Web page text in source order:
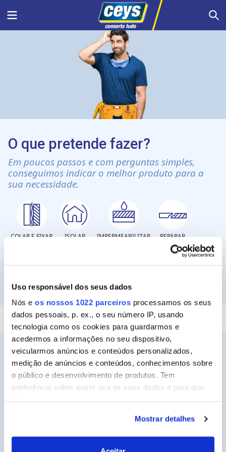
Uso responsável dos seus dados
Nós e os nossos 1022 parceiros processamos os seus
dados pessoais, p. ex., o seu número IP, usando
tecnologia como os cookies para guardarmos e
acedermos a informações no seu dispositivo,
veicularmos anúncios e conteúdos personalizados,
medição de anúncios e conteúdos, conhecimentos sobre
o público e desenvolvimento de produtos. Tem
preferência sobre quem usa os seus dados e para que
Se permitir, gostaríamos também de:
Recolher informações sobre a sua localização
geográfica as quais podem ter uma precisão de
Mostrar detalhes
Menu
O que pretende fazer?
Em poucos passos e com perguntas simples,
conseguimos indicar o melhor produto para a
sua necessidade.
COLAR E FIXAR ISOLAR IMPERMEABILIZAR REPARAR
SELAR
Ceys
Sobre a Ceys